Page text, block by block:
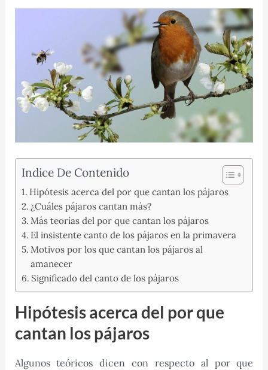
Indice De Contenido
Hipótesis acerca del por que cantan los pájaros
¿Cuáles pájaros cantan más?
Más teorías del por que cantan los pájaros
El insistente canto de los pájaros en la primavera
Motivos por los que cantan los pájaros al
amanecer
Significado del canto de los pájaros
Hipótesis acerca del por que
cantan los pájaros
Algunos teóricos dicen con respecto al por que